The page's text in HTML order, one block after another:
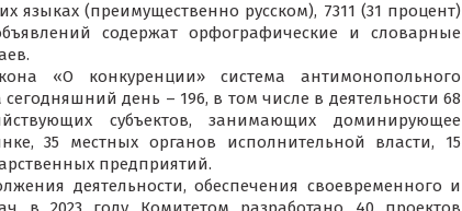
(преимущественно русском), 7311 (31 процент)
содержат орфографические и словарные
«О конкуренции» система антимонопольного
день – 196, в том числе в деятельности 68
субъектов, занимающих доминирующее
35 местных органов исполнительной власти, 15
предприятий.
деятельности, обеспечения своевременного и